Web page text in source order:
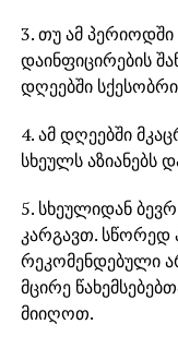
3. თუ ამ პერიოდში
დაინფიცირების
დღეებში
4. ამ დღეებში
სხეულს აზიანებს
5. სხეულიდან
კარგავთ. სწორედ
რეკომენდებული
მცირე
მიიღოთ.